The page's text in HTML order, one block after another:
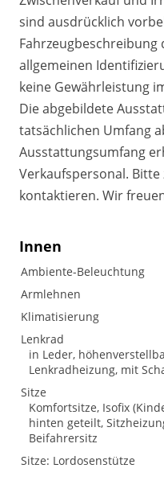
sind ausdrücklich
allgemeinen
keine Gewährleistung
Die abgebildete
tatsächlichen Umfang
Ausstattungsumfang
Verkaufspersonal. Bitte
kontaktieren. Wir
Innen
Ambiente-Beleuchtung
Armlehnen
Klimatisierung
Lenkrad
in Leder,
Lenkradheizung, mit
Sitze
Komfortsitze, Isofix
hinten geteilt,
Beifahrersitz
Sitze: Lordosenstütze